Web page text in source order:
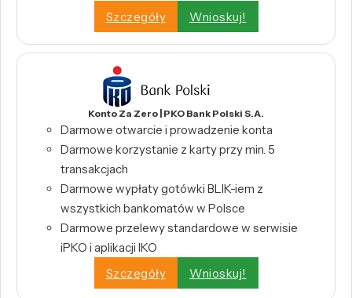
Szczegóły
Wnioskuj!
Konto Za Zero | PKO Bank Polski S.A.
Darmowe otwarcie i prowadzenie konta
Darmowe korzystanie z karty przy min. 5
transakcjach
Darmowe wypłaty gotówki BLIK-iem z
wszystkich bankomatów w Polsce
Darmowe przelewy standardowe w serwisie
iPKO i aplikacji IKO
Szczegóły
Wnioskuj!